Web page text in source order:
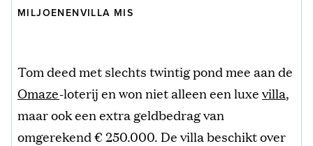
MILJOENENVILLA MIS
Tom deed met slechts twintig pond mee aan de
Omaze-loterij en won niet alleen een luxevilla,
maar ook een extra geldbedrag van
omgerekend € 250.000. De villa beschikt over